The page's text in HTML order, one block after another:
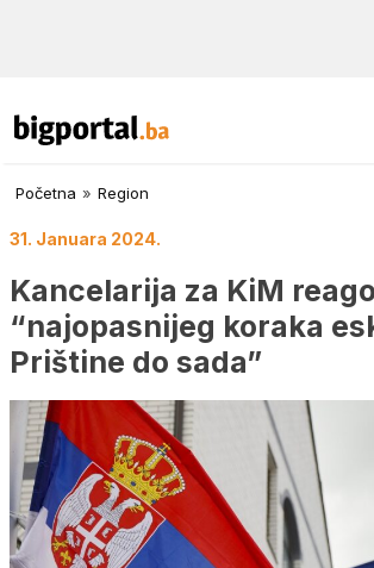
Početna » Region
31. Januara 2024.
Kancelarija za KiM
“najopasnijeg koraka
Prištine do sada”